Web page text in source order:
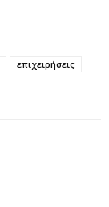
επιχειρήσεις